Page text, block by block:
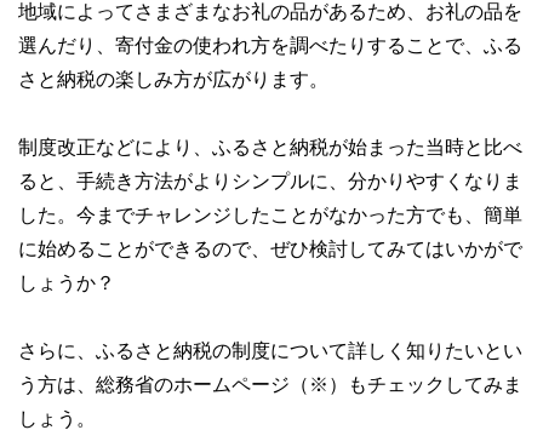
地域によってさまざまなお礼の品があるため、お礼の品を
選んだり、寄付金の使われ方を調べたりすることで、ふる
さと納税の楽しみ方が広がります。
制度改正などにより、ふるさと納税が始まった当時と比べ
ると、手続き方法がよりシンプルに、分かりやすくなりま
した。今までチャレンジしたことがなかった方でも、簡単
に始めることができるので、ぜひ検討してみてはいかがで
しょうか？
さらに、ふるさと納税の制度について詳しく知りたいとい
う方は、総務省のホームページ（※）もチェックしてみま
しょう。